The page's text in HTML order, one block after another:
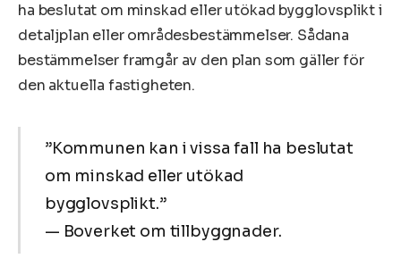
ha beslutat om minskad eller utökad bygglovsplikt i
detaljplan eller områdesbestämmelser. Sådana
bestämmelser framgår av den plan som gäller för
den aktuella fastigheten.
”Kommunen kan i vissa fall ha beslutat
om minskad eller utökad
bygglovsplikt.”
— Boverket om tillbyggnader.